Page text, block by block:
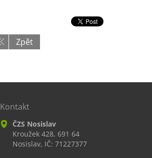
Zpět
Kontakt
ČZS Nosislav
Kroužek 428, 691 64
Nosislav, IČ: 71227377